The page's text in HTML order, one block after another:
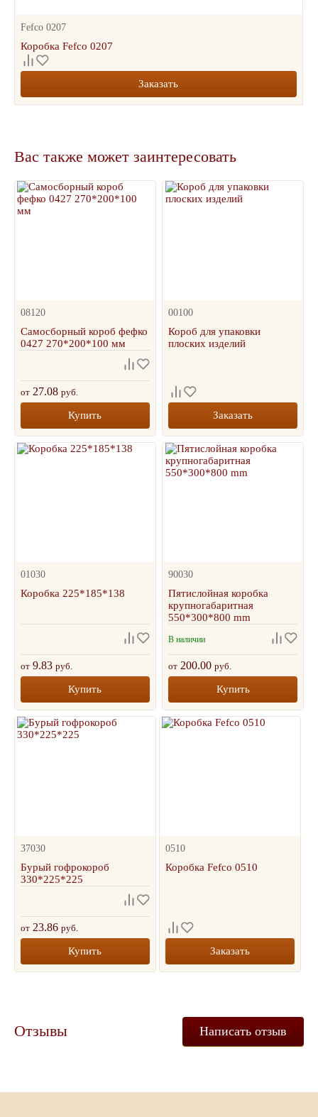
Fefco 0207
Коробка Fefco 0207
Заказать
Вас также может заинтересовать
08120
Самосборный короб фефко
0427 270*200*100 мм
от 27.08 руб.
Купить
00100
Короб для упаковки
плоских изделий
Заказать
01030
Коробка 225*185*138
от 9.83 руб.
Купить
90030
Пятислойная коробка
крупногабаритная
550*300*800 mm
В наличии
от 200.00руб.
Купить
37030
Бурый гофрокороб
330*225*225
от 23.86 руб.
Купить
0510
Коробка Fefco 0510
Заказать
Отзывы Написать отзыв